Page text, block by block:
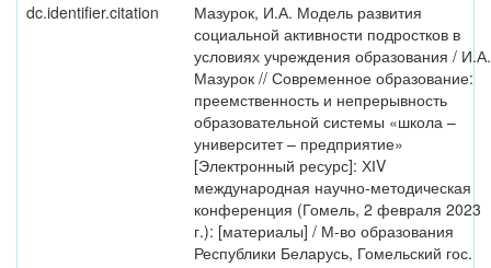
dc.identifier.citation
Мазурок, И.А. Модель развития
социальной активности подростков в
условиях учреждения образования / И.А.
Мазурок // Современное образование:
преемственность и непрерывность
образовательной системы «школа –
университет – предприятие»
[Электронный ресурс]: ХІV
международная научно-методическая
конференция (Гомель, 2 февраля 2023
г.): [материалы] / М-во образования
Республики Беларусь, Гомельский гос.